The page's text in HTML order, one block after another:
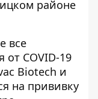
районе
все
COVID-19
Biotech и
на прививку